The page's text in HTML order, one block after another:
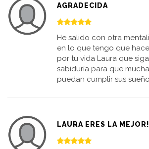
AGRADECIDA
He salido con otra
en lo que tengo que
por tu vida Laura que
sabiduría para que
puedan cumplir sus
LAURA ERES LA